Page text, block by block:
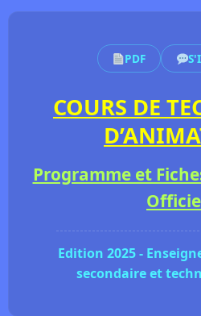
PDF
COURS DE
Programme et
Edition 2025 -
secondaire et